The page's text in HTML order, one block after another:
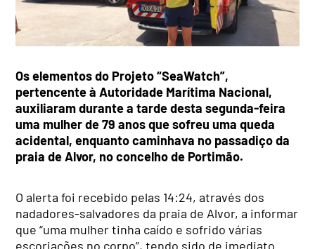
Os elementos do Projeto “SeaWatch”,
pertencente à Autoridade Marítima Nacional,
auxiliaram durante a tarde desta segunda-feira
uma mulher de 79 anos que sofreu uma queda
acidental, enquanto caminhava no passadiço da
praia de Alvor, no concelho de Portimão.
O alerta foi recebido pelas 14:24, através dos
nadadores-salvadores da praia de Alvor, a informar
que “uma mulher tinha caído e sofrido várias
escoriações no corpo”, tendo sido de imediato